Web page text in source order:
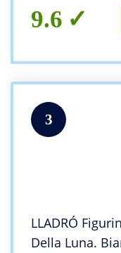
9.6
3
LLADRÓ
Della Luna.